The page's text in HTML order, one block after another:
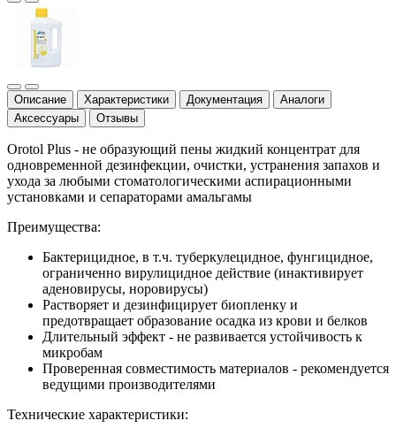
Описание Характеристики Документация
Аналоги
Аксессуары
Отзывы
Orotol Plus - не образующий пены жидкий концентрат для
одновременной дезинфекции, очистки, устранения запахов и
ухода за любыми стоматологическими аспирационными
установками и сепараторами амальгамы
Преимущества:
Бактерицидное, в т.ч. туберкулецидное, фунгицидное,
ограниченно вирулицидное действие (инактивирует
аденовирусы, норовирусы)
Растворяет и дезинфицирует биопленку и
предотвращает образование осадка из крови и белков
Длительный эффект - не развивается устойчивость к
микробам
Проверенная совместимость материалов - рекомендуется
ведущими производителями
Технические характеристики: